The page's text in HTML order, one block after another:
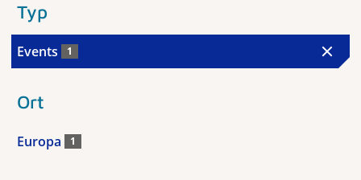
Typ
Events 1
Ort
Europa 1